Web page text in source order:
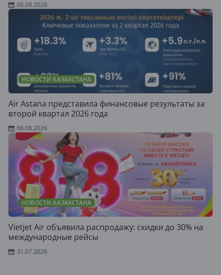
06.08.2026
НОВОСТИ КАЗАХСТАНА
Air Astana представила финансовые результаты за
второй квартал 2026 года
06.08.2026
НОВОСТИ КАЗАХСТАНА
Vietjet Air объявила распродажу: скидки до 30% на
международные рейсы
31.07.2026